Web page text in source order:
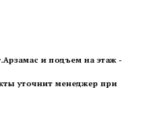
и подъем на этаж -
уточнит менеджер при